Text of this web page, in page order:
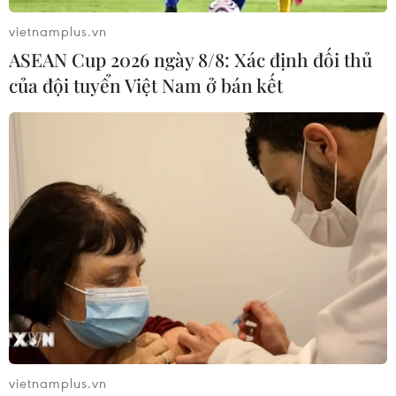
nông thôn văn minh, hiện đại, đồng bộ với tăng
trưởng xanh phát triển đô thị và công nghiệp
dịch vụ hiện đại./.
(TTXVN/Vietnam+)
vietnamplus.vn
ASEAN Cup 2026 ngày 8/8: Xác định đối thủ
của đội tuyển Việt Nam ở bán kết
vietnamplus.vn